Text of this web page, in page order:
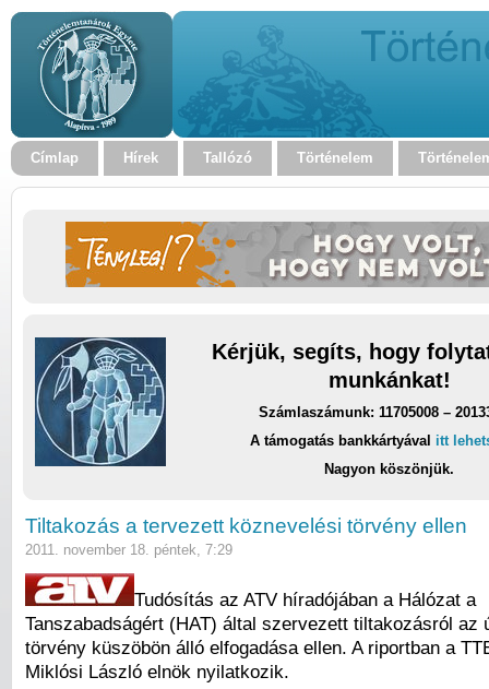
Címlap Hírek Tallózó Történelem
Kérjük, segíts, hogy
munkánkat!
Számlaszámunk: 11705008 –
A támogatás bankkártyával itt
Nagyon köszönjük.
Tiltakozás a tervezett köznevelési törvény ellen
2011. november 18. péntek, 7:29
Tudósítás az ATV híradójában a Hálózat a
Tanszabadságért (HAT) által szervezett tiltakozásról az
törvény küszöbön álló elfogadása ellen. A riportban a
Miklósi László elnök nyilatkozik.